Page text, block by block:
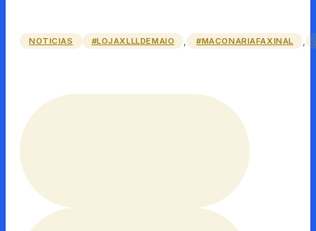
NOTICIAS #LOJAXLLLDEMAIO , #MACONARIAFAXINAL ,